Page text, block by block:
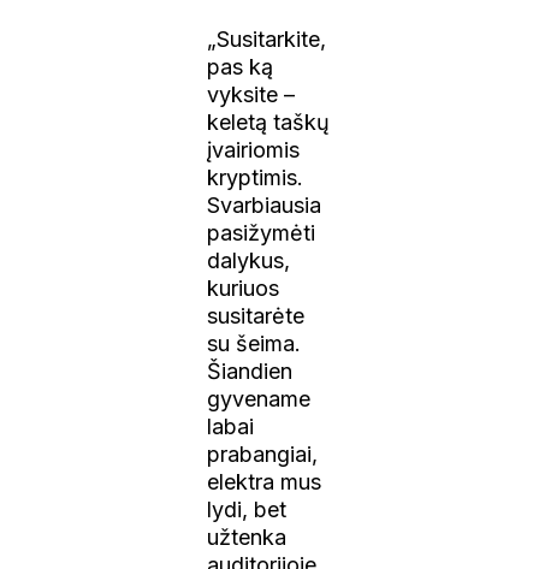
„Susitarkite,
pas ką
vyksite –
keletą taškų
įvairiomis
kryptimis.
Svarbiausia
pasižymėti
dalykus,
kuriuos
susitarėte
su šeima.
Šiandien
gyvename
labai
prabangiai,
elektra mus
lydi, bet
užtenka